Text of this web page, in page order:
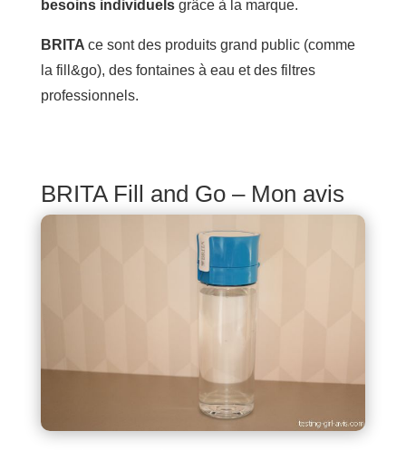
besoins individuelsgrâce à la marque.
BRITA ce sont des produits grand public (comme
la fill&go), des fontaines à eau et des filtres
professionnels.
BRITA Fill and Go – Mon avis